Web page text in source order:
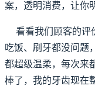
案，透明消费，让你
看看我们顾客的评
吃饭、刷牙都没问题
都超级温柔，每次来
棒了，我的牙齿现在